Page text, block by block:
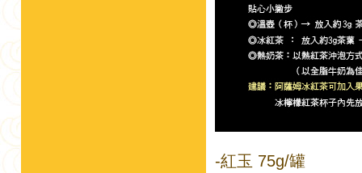
-紅玉 75g/罐